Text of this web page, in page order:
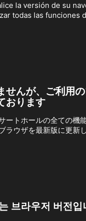
la versión de su
todas las funciones
せんが、ご利用
おります
ートホールの全ての機
ラウザを最新版に更新
브라우저 버전입